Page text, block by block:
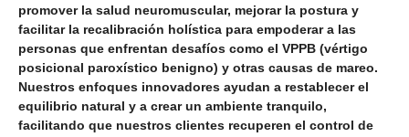
promover la salud neuromuscular, mejorar la postura y
facilitar la recalibración holística para empoderar a las
personas que enfrentan desafíos como el VPPB (vértigo
posicional paroxístico benigno) y otras causas de mareo.
Nuestros enfoques innovadores ayudan a restablecer el
equilibrio natural y a crear un ambiente tranquilo,
facilitando que nuestros clientes recuperen el control de